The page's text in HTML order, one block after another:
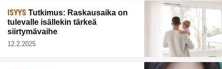
ISYYS Tutkimus: Raskausaika on
tulevalle isällekin tärkeä
siirtymävaihe
12.2.2025